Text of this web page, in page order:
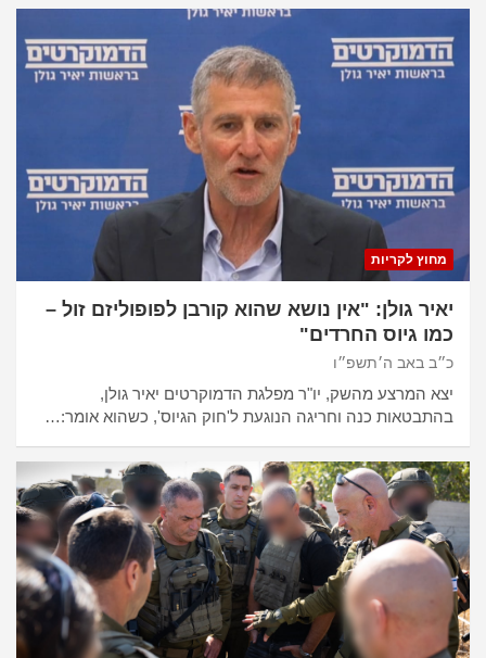
מחוץ לקריות
יאיר גולן: "אין נושא שהוא קורבן לפופוליזם זול –
כמו גיוס החרדים"
כ״ב באב ה׳תשפ״ו
יצא המרצע מהשק, יו"ר מפלגת הדמוקרטים יאיר גולן,
בהתבטאות כנה וחריגה הנוגעת ל'חוק הגיוס', כשהוא אומר:…